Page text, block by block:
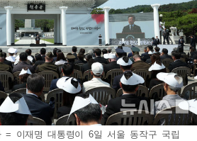
= 이재명 대통령이 6일 서울 동작구 국립